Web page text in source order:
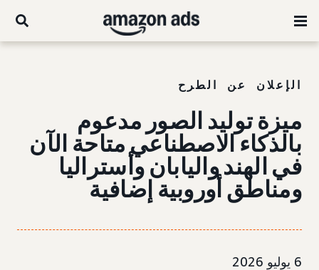
الإعلان عن الطرح
ميزة توليد الصور مدعوم
بالذكاء الاصطناعي متاحة الآن
في الهند واليابان وأستراليا
ومناطق أوروبية إضافية
6 يوليو 2026